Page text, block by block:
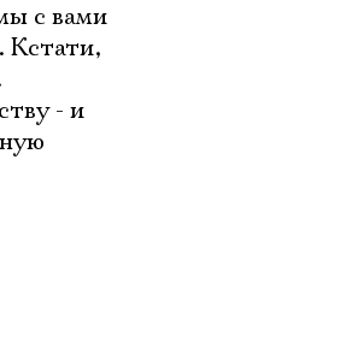
с вами
Кстати,
- и